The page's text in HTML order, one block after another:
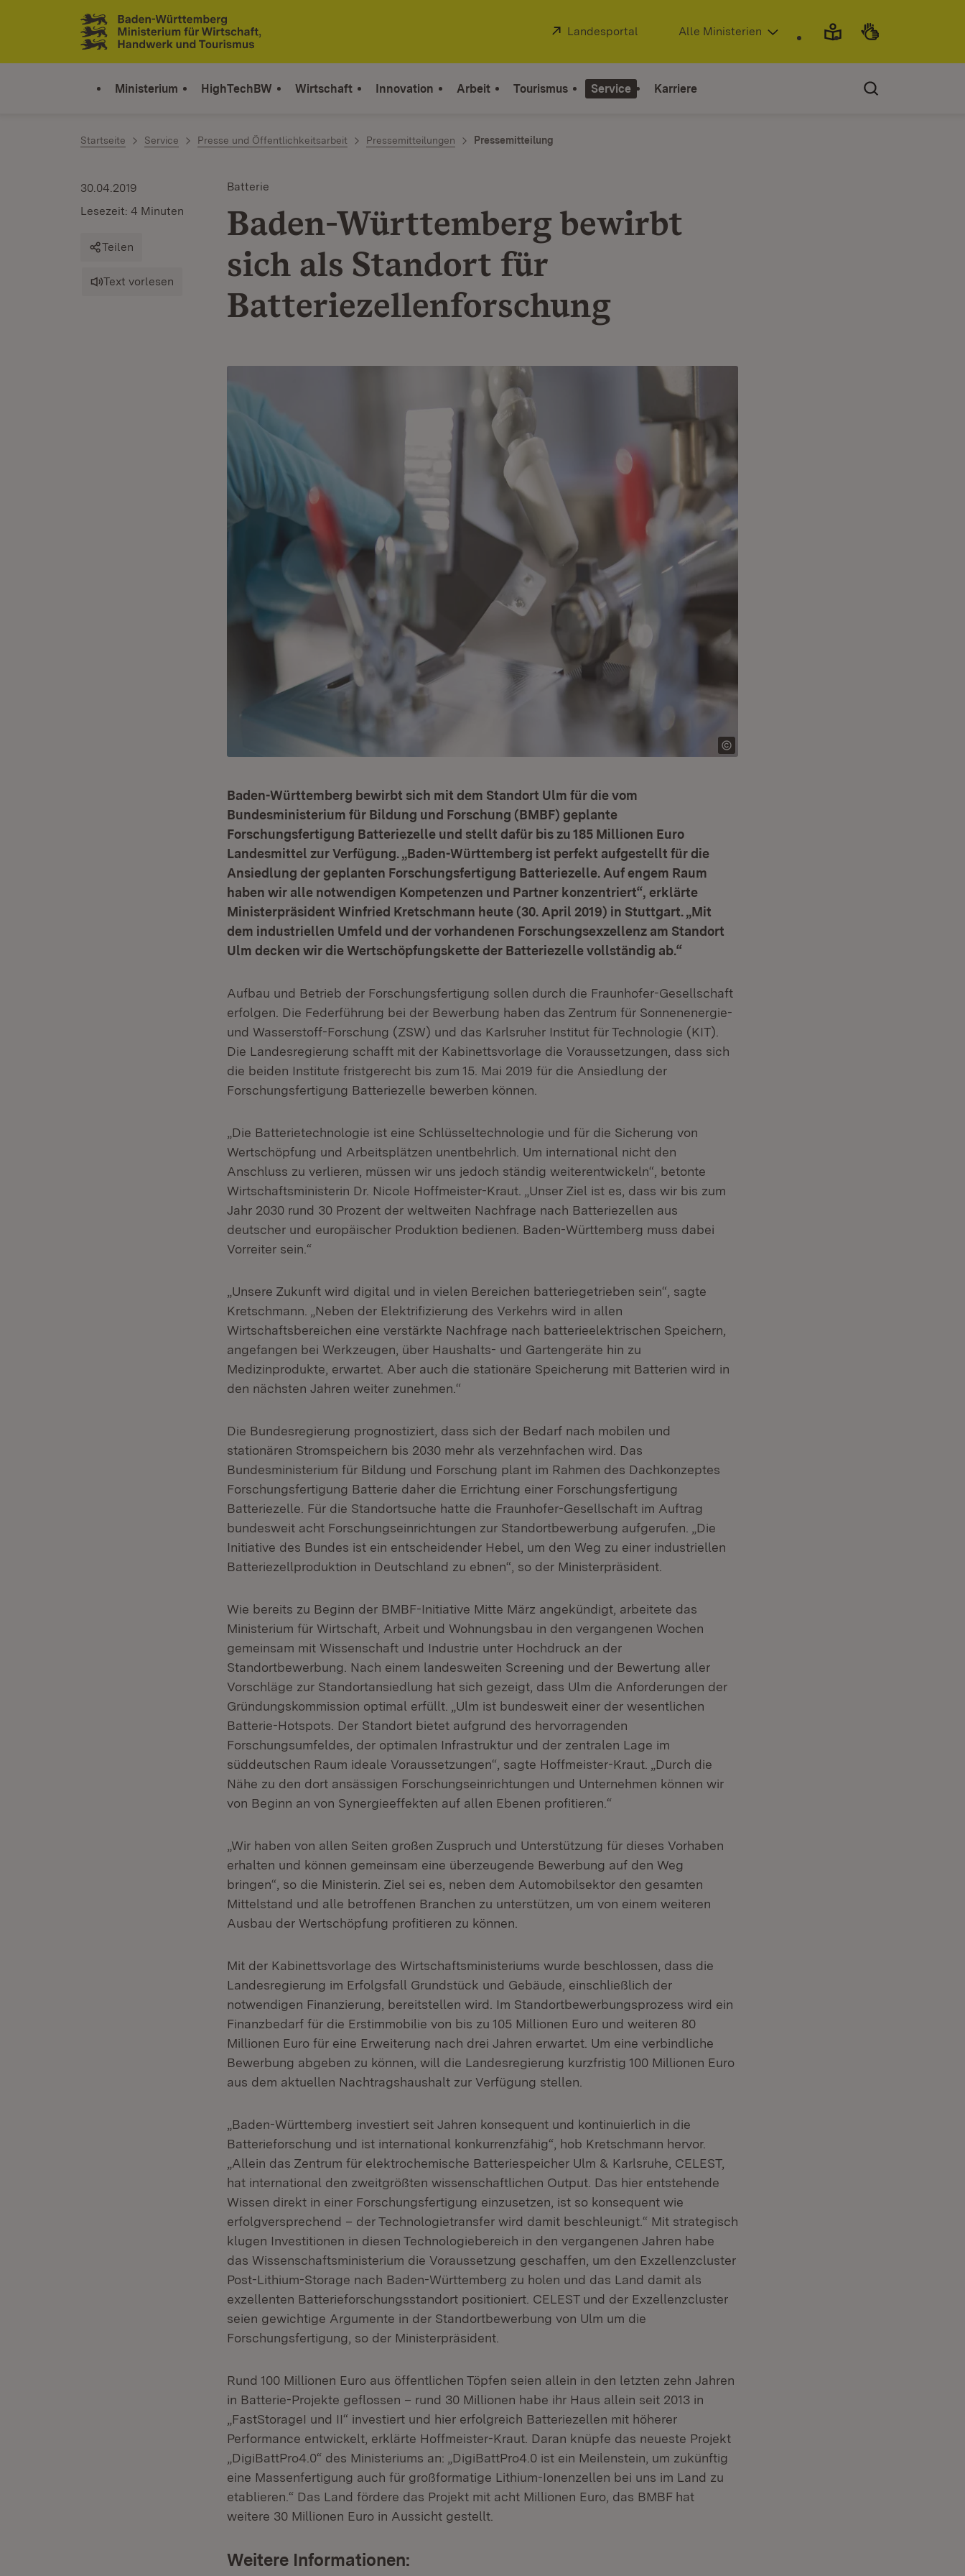
Zum Inhalt springen
Link zur Startseite
Extern:
Landesportal (Öffnet in neuem Fenster)
Alle Ministerien
Ministerium HighTechBW Wirtschaft Innovation Arbeit Tourismus Service Karriere
Startseite Service Presse und Öffentlichkeitsarbeit Pressemitteilungen Pressemitteilung
Batterie
Baden-Württemberg bewirbt
sich als Standort für
Batteriezellenforschung
30.04.2019
Lesezeit: 4 Minuten
Teilen
Text vorlesen
Baden-Württemberg bewirbt sich mit dem Standort Ulm für die vom
Bundesministerium für Bildung und Forschung (BMBF) geplante
Forschungsfertigung Batteriezelle und stellt dafür bis zu 185 Millionen Euro
Landesmittel zur Verfügung. „Baden-Württemberg ist perfekt aufgestellt für die
Ansiedlung der geplanten Forschungsfertigung Batteriezelle. Auf engem Raum
haben wir alle notwendigen Kompetenzen und Partner konzentriert“, erklärte
Ministerpräsident Winfried Kretschmann heute (30. April 2019) in Stuttgart. „Mit
dem industriellen Umfeld und der vorhandenen Forschungsexzellenz am Standort
Ulm decken wir die Wertschöpfungskette der Batteriezelle vollständig ab.“
Aufbau und Betrieb der Forschungsfertigung sollen durch die Fraunhofer-Gesellschaft
erfolgen. Die Federführung bei der Bewerbung haben das Zentrum für Sonnenenergie-
und Wasserstoff-Forschung (ZSW) und das Karlsruher Institut für Technologie (KIT).
Die Landesregierung schafft mit der Kabinettsvorlage die Voraussetzungen, dass sich
die beiden Institute fristgerecht bis zum 15. Mai 2019 für die Ansiedlung der
Forschungsfertigung Batteriezelle bewerben können.
„Die Batterietechnologie ist eine Schlüsseltechnologie und für die Sicherung von
Wertschöpfung und Arbeitsplätzen unentbehrlich. Um international nicht den
Anschluss zu verlieren, müssen wir uns jedoch ständig weiterentwickeln“, betonte
Wirtschaftsministerin Dr. Nicole Hoffmeister-Kraut. „Unser Ziel ist es, dass wir bis zum
Jahr 2030 rund 30 Prozent der weltweiten Nachfrage nach Batteriezellen aus
deutscher und europäischer Produktion bedienen. Baden-Württemberg muss dabei
Vorreiter sein.“
„Unsere Zukunft wird digital und in vielen Bereichen batteriegetrieben sein“, sagte
Kretschmann. „Neben der Elektrifizierung des Verkehrs wird in allen
Wirtschaftsbereichen eine verstärkte Nachfrage nach batterieelektrischen Speichern,
angefangen bei Werkzeugen, über Haushalts- und Gartengeräte hin zu
Medizinprodukte, erwartet. Aber auch die stationäre Speicherung mit Batterien wird in
den nächsten Jahren weiter zunehmen.“
Die Bundesregierung prognostiziert, dass sich der Bedarf nach mobilen und
stationären Stromspeichern bis 2030 mehr als verzehnfachen wird. Das
Bundesministerium für Bildung und Forschung plant im Rahmen des Dachkonzeptes
Forschungsfertigung Batterie daher die Errichtung einer Forschungsfertigung
Batteriezelle. Für die Standortsuche hatte die Fraunhofer-Gesellschaft im Auftrag
bundesweit acht Forschungseinrichtungen zur Standortbewerbung aufgerufen. „Die
Initiative des Bundes ist ein entscheidender Hebel, um den Weg zu einer industriellen
Batteriezellproduktion in Deutschland zu ebnen“, so der Ministerpräsident.
Wie bereits zu Beginn der BMBF-Initiative Mitte März angekündigt, arbeitete das
Ministerium für Wirtschaft, Arbeit und Wohnungsbau in den vergangenen Wochen
gemeinsam mit Wissenschaft und Industrie unter Hochdruck an der
Standortbewerbung. Nach einem landesweiten Screening und der Bewertung aller
Vorschläge zur Standortansiedlung hat sich gezeigt, dass Ulm die Anforderungen der
Gründungskommission optimal erfüllt. „Ulm ist bundesweit einer der wesentlichen
Batterie-Hotspots. Der Standort bietet aufgrund des hervorragenden
Forschungsumfeldes, der optimalen Infrastruktur und der zentralen Lage im
süddeutschen Raum ideale Voraussetzungen“, sagte Hoffmeister-Kraut. „Durch die
Nähe zu den dort ansässigen Forschungseinrichtungen und Unternehmen können wir
von Beginn an von Synergieeffekten auf allen Ebenen profitieren.“
„Wir haben von allen Seiten großen Zuspruch und Unterstützung für dieses Vorhaben
erhalten und können gemeinsam eine überzeugende Bewerbung auf den Weg
bringen“, so die Ministerin. Ziel sei es, neben dem Automobilsektor den gesamten
Mittelstand und alle betroffenen Branchen zu unterstützen, um von einem weiteren
Ausbau der Wertschöpfung profitieren zu können.
Mit der Kabinettsvorlage des Wirtschaftsministeriums wurde beschlossen, dass die
Landesregierung im Erfolgsfall Grundstück und Gebäude, einschließlich der
notwendigen Finanzierung, bereitstellen wird. Im Standortbewerbungsprozess wird ein
Finanzbedarf für die Erstimmobilie von bis zu 105 Millionen Euro und weiteren 80
Millionen Euro für eine Erweiterung nach drei Jahren erwartet. Um eine verbindliche
Bewerbung abgeben zu können, will die Landesregierung kurzfristig 100 Millionen Euro
aus dem aktuellen Nachtragshaushalt zur Verfügung stellen.
„Baden-Württemberg investiert seit Jahren konsequent und kontinuierlich in die
Batterieforschung und ist international konkurrenzfähig“, hob Kretschmann hervor.
„Allein das Zentrum für elektrochemische Batteriespeicher Ulm & Karlsruhe, CELEST,
hat international den zweitgrößten wissenschaftlichen Output. Das hier entstehende
Wissen direkt in einer Forschungsfertigung einzusetzen, ist so konsequent wie
erfolgversprechend – der Technologietransfer wird damit beschleunigt.“ Mit strategisch
klugen Investitionen in diesen Technologiebereich in den vergangenen Jahren habe
das Wissenschaftsministerium die Voraussetzung geschaffen, um den Exzellenzcluster
Post-Lithium-Storage nach Baden-Württemberg zu holen und das Land damit als
exzellenten Batterieforschungsstandort positioniert. CELEST und der Exzellenzcluster
seien gewichtige Argumente in der Standortbewerbung von Ulm um die
Forschungsfertigung, so der Ministerpräsident.
Rund 100 Millionen Euro aus öffentlichen Töpfen seien allein in den letzten zehn Jahren
in Batterie-Projekte geflossen – rund 30 Millionen habe ihr Haus allein seit 2013 in
„FastStorageI und II“ investiert und hier erfolgreich Batteriezellen mit höherer
Performance entwickelt, erklärte Hoffmeister-Kraut. Daran knüpfe das neueste Projekt
„DigiBattPro4.0“ des Ministeriums an: „DigiBattPro4.0 ist ein Meilenstein, um zukünftig
eine Massenfertigung auch für großformatige Lithium-Ionenzellen bei uns im Land zu
etablieren.“ Das Land fördere das Projekt mit acht Millionen Euro, das BMBF hat
weitere 30 Millionen Euro in Aussicht gestellt.
Weitere Informationen: